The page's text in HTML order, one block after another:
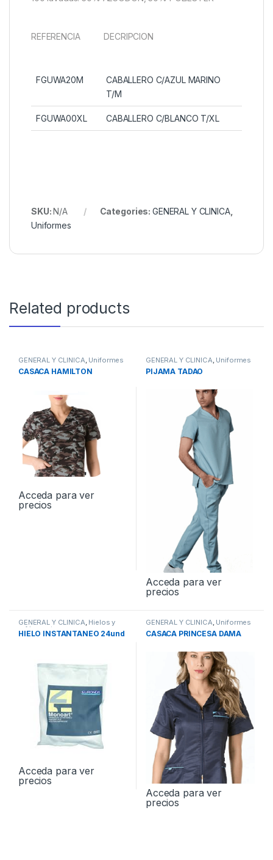
REFERENCIA DECRIPCION
FGUWA20M
CABALLERO C/AZUL MARINO
T/M
FGUWA00XL CABALLERO C/BLANCO T/XL
SKU:N/A Categories: GENERAL Y CLINICA,
Uniformes
Related products
GENERAL Y CLINICA Uniformes
CASACA HAMILTON
Acceda para ver
precios
GENERAL Y CLINICA Uniformes
PIJAMA TADAO
Acceda para ver
precios
GENERAL Y CLINICA, Hielos y
refrigerantes
HIELO INSTANTANEO 24und
Acceda para ver
precios
GENERAL Y CLINICA, Uniformes
CASACA PRINCESA DAMA
Acceda para ver
precios